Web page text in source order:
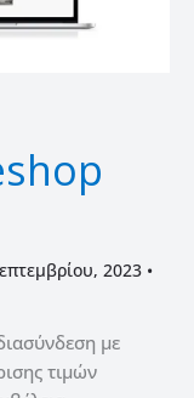
2023 •
με
τιμών